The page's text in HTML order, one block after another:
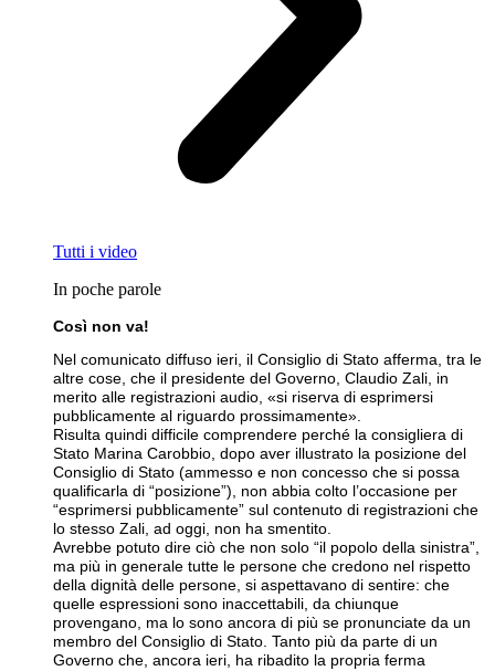
Tutti i video
In poche parole
Così non va!
Nel comunicato diffuso ieri, il Consiglio di Stato afferma, tra le
altre cose, che il presidente del Governo, Claudio Zali, in
merito alle registrazioni audio, «si riserva di esprimersi
pubblicamente al riguardo prossimamente».
Risulta quindi difficile comprendere perché la consigliera di
Stato Marina Carobbio, dopo aver illustrato la posizione del
Consiglio di Stato (ammesso e non concesso che si possa
qualificarla di “posizione”), non abbia colto l’occasione per
“esprimersi pubblicamente” sul contenuto di registrazioni che
lo stesso Zali, ad oggi, non ha smentito.
Avrebbe potuto dire ciò che non solo “il popolo della sinistra”,
ma più in generale tutte le persone che credono nel rispetto
della dignità delle persone, si aspettavano di sentire: che
quelle espressioni sono inaccettabili, da chiunque
provengano, ma lo sono ancora di più se pronunciate da un
membro del Consiglio di Stato. Tanto più da parte di un
Governo che, ancora ieri, ha ribadito la propria ferma